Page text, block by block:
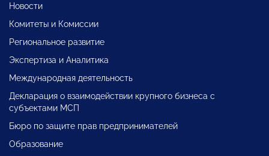
Новости
Комитеты и Комиссии
Региональное развитие
Экспертиза и Аналитика
Международная деятельность
Декларация о взаимодействии крупного бизнеса с
субъектами МСП
Бюро по защите прав предпринимателей
Образование